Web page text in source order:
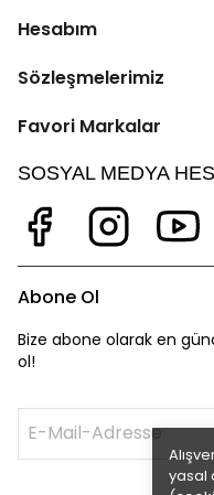
yasal
Hesabım
Sözleşmelerimiz
Favori Markalar
SOSYAL MEDYA
Abone Ol
Bize abone olarak en
ol!